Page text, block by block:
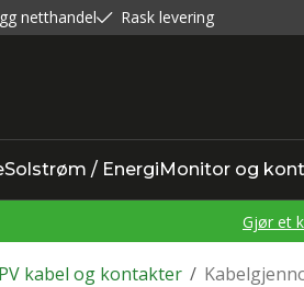
netthandel Rask levering
Solstrøm / EnergiMonitor og
Gjør et
/
PV kabel og kontakter